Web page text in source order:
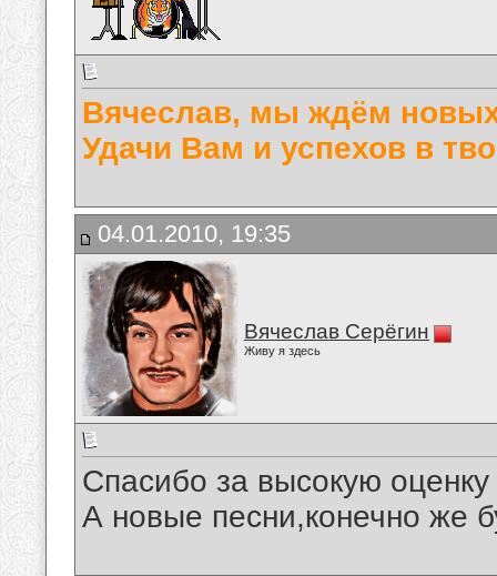
Вячеслав, мы ждём
Удачи Вам и успехов в
04.01.2010, 19:35
Вячеслав Серёгин
Живу я здесь
Спасибо за высокую оценку
А новые песни,конечно же